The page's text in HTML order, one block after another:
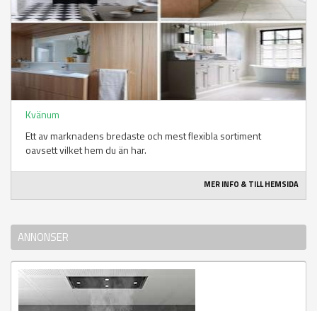
Kvänum
Ett av marknadens bredaste och mest flexibla sortiment
oavsett vilket hem du än har.
MER INFO & TILL HEMSIDA
ANNONSER